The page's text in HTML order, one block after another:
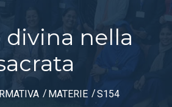
divina nella
MATERIE S154